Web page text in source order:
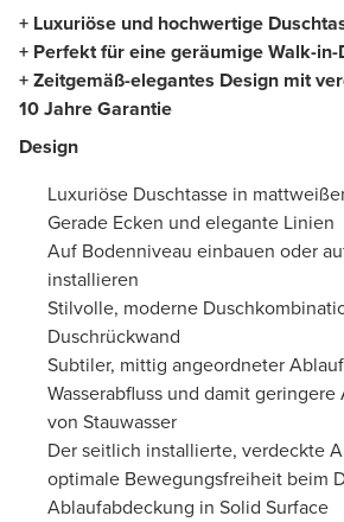
+ Luxuriöse und hochwertige
+ Perfekt für eine geräumige Walk-in-
+ Zeitgemäß-elegantes Design mit
10 Jahre Garantie
Design
Luxuriöse Duschtasse in
Gerade Ecken und elegante Linien
Auf Bodenniveau einbauen oder
installieren
Stilvolle, moderne
Duschrückwand
Subtiler, mittig angeordneter
Wasserabfluss und damit geringere
von Stauwasser
Der seitlich installierte, verdeckte
optimale Bewegungsfreiheit beim
Ablaufabdeckung in Solid Surface